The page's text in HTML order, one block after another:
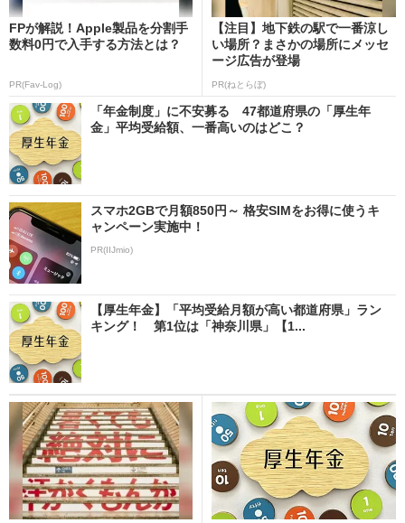
FPが解説！Apple製品を分割手
数料0円で入手する方法とは？
PR(Fav-Log)
【注目】地下鉄の駅で一番涼し
い場所？まさかの場所にメッセ
ージ広告が登場
PR(ねとらぼ)
「年金制度」に不安募る 47都道府県の「厚生年
金」平均受給額、一番高いのはどこ？
スマホ2GBで月額850円～ 格安SIMをお得に使うキ
ャンペーン実施中！
PR(IIJmio)
【厚生年金】「平均受給月額が高い都道府県」ラン
キング！ 第1位は「神奈川県」【1...